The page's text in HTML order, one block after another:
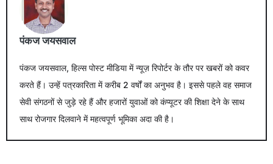
पंकज जयसवाल
पंकज जयसवाल, हिल्स पोस्ट मीडिया में न्यूज़ रिपोर्टर के तौर पर खबरों को कवर
करते हैं। उन्हें पत्रकारिता में करीब 2 वर्षों का अनुभव है। इससे पहले वह समाज
सेवी संगठनों से जुड़े रहे हैं और हजारों युवाओं को कंप्यूटर की शिक्षा देने के साथ
साथ रोजगार दिलवाने में महत्वपूर्ण भूमिका अदा की है।